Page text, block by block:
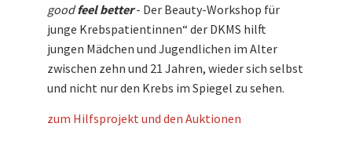
goodfeel better- Der Beauty-Workshop für
junge Krebspatientinnen“ der DKMS hilft
jungen Mädchen und Jugendlichen im Alter
zwischen zehn und 21 Jahren, wieder sich selbst
und nicht nur den Krebs im Spiegel zu sehen.
zum Hilfsprojekt und den Auktionen